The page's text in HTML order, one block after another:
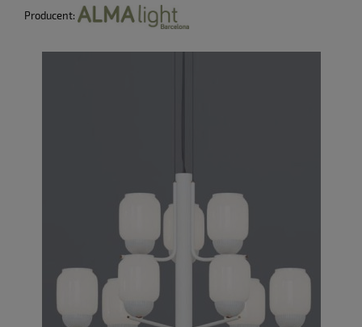
Producent: